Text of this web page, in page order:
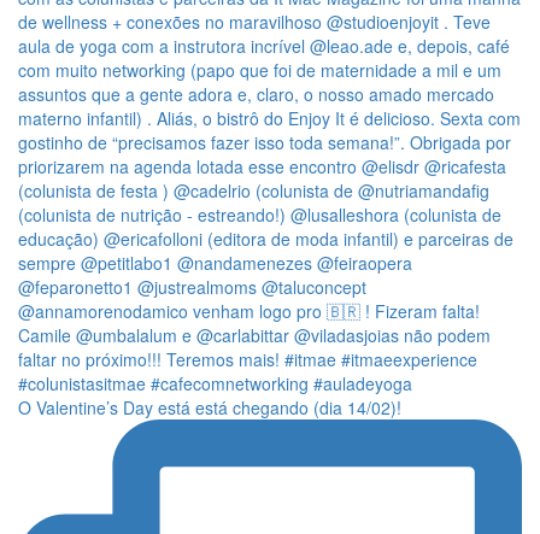
O Valentine’s Day está está chegando (dia 14/02)!